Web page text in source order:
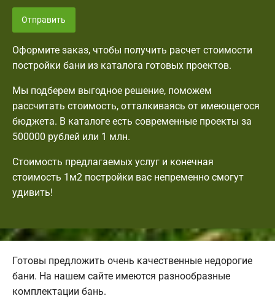
Отправить
Оформите заказ, чтобы получить расчет стоимости
постройки бани из каталога готовых проектов.
Мы подберем выгодное решение, поможем
рассчитать стоимость, отталкиваясь от имеющегося
бюджета. В каталоге есть современные проекты за
500000 рублей или 1 млн.
Стоимость предлагаемых услуг и конечная
стоимость 1м2 постройки вас непременно смогут
удивить!
Готовы предложить очень качественные недорогие
бани. На нашем сайте имеются разнообразные
комплектации бань.